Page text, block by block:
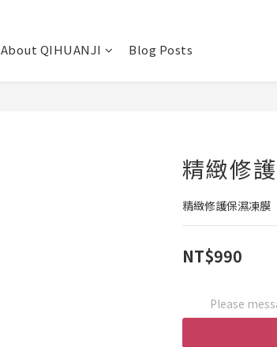
About QIHUANJI Blog Posts
精緻修
精緻修護保濕凍膜
NT$990
Please